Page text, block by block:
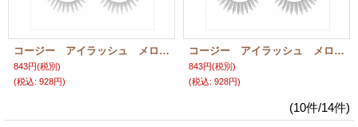
コージー アイラッシュ メロウタイプ 11-15 MELLOW TYPE EYELASH KOJI
843円(税別)
(税込: 928円)
コージー アイラッシュ メロウタイプ 11-05 MELLOW TYPE EYELASH KOJI
843円(税別)
(税込: 928円)
(10件/14件)